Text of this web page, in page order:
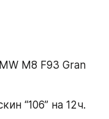
M8 F93 Gran
“106” на 12ч.